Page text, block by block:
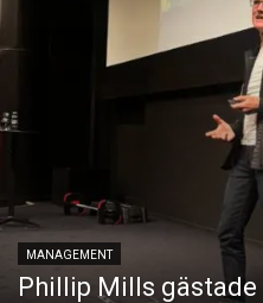
MANAGEMENT
Phillip Mills